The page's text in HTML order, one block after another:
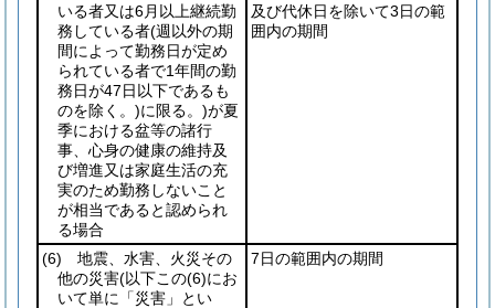
いる者又は6月以上継続勤
務している者(週以外の期
間によって勤務日が定め
られている者で1年間の勤
務日が47日以下であるも
のを除く。)に限る。)が夏
季における盆等の諸行
事、心身の健康の維持及
び増進又は家庭生活の充
実のため勤務しないこと
が相当であると認められ
る場合
及び代休日を除いて3日の範
囲内の期間
(6) 地震、水害、火災その
他の災害(以下この(6)にお
いて単に「災害」とい
7日の範囲内の期間